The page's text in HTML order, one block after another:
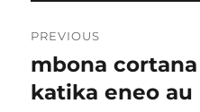
navigation
PREVIOUS
Previous
post:
mbona
katika eneo